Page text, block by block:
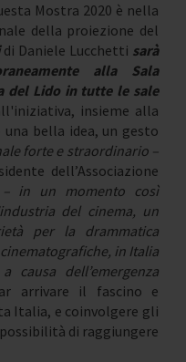
Mostra 2020 è nella
della proiezione del
di Daniele Lucchetti sarà
alla Sala
del Lido in tutte le sale
insieme alla
una bella idea, un gesto
forte e straordinario –
dell’Associazione
– in un momento così
del cinema, un
per la drammatica
in Italia
dell’emergenza
arrivare il fascino e
Italia, e coinvolgere gli
di raggiungere